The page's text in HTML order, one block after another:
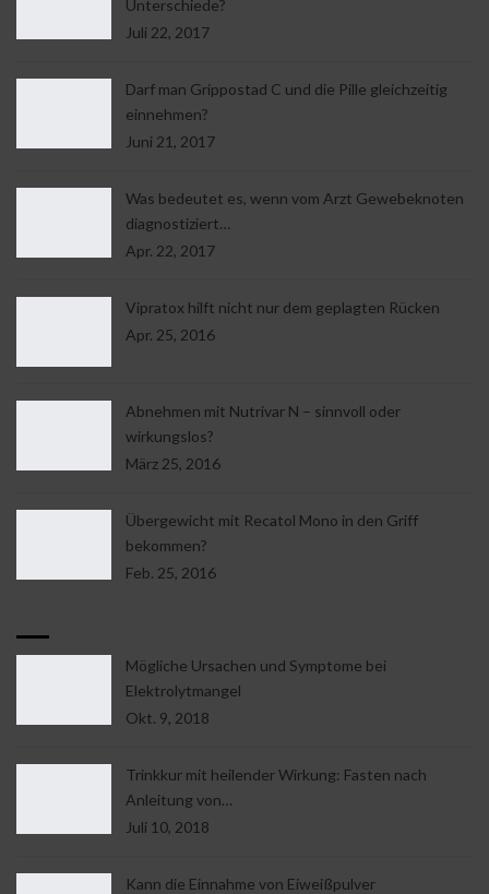
Unterschiede?
Juli 22, 2017
Darf man Grippostad C und die Pille gleichzeitig
einnehmen?
Juni 21, 2017
Was bedeutet es, wenn vom Arzt Gewebeknoten
diagnostiziert…
Apr. 22, 2017
Vipratox hilft nicht nur dem geplagten Rücken
Apr. 25, 2016
Abnehmen mit Nutrivar N – sinnvoll oder
wirkungslos?
März 25, 2016
Übergewicht mit Recatol Mono in den Griff
bekommen?
Feb. 25, 2016
Mögliche Ursachen und Symptome bei
Elektrolytmangel
Okt. 9, 2018
Trinkkur mit heilender Wirkung: Fasten nach
Anleitung von…
Juli 10, 2018
Kann die Einnahme von Eiweißpulver